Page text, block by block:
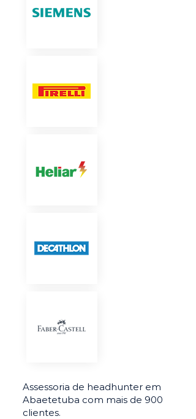
Assessoria de headhunter em
Abaetetuba com mais de 900
clientes.